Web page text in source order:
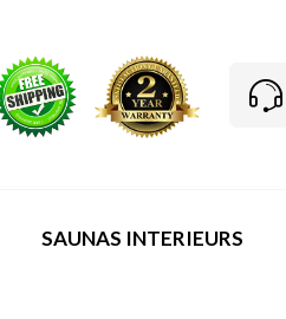
SAUNAS INTERIEURS